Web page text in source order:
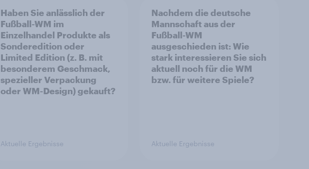
Haben Sie anlässlich der
Fußball-WM im
Einzelhandel Produkte als
Sonderedition oder
Limited Edition (z. B. mit
besonderem Geschmack,
spezieller Verpackung
oder WM-Design) gekauft?
Aktuelle Ergebnisse
Nachdem die deutsche
Mannschaft aus der
Fußball-WM
ausgeschieden ist: Wie
stark interessieren Sie sich
aktuell noch für die WM
bzw. für weitere Spiele?
Aktuelle Ergebnisse